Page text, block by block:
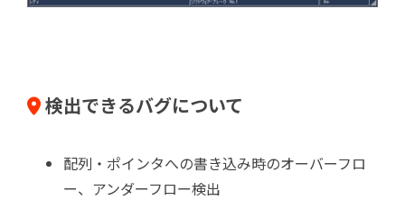
検出できるバグについて
配列・ポインタへの書き込み時のオーバーフロ
ー、アンダーフロー検出